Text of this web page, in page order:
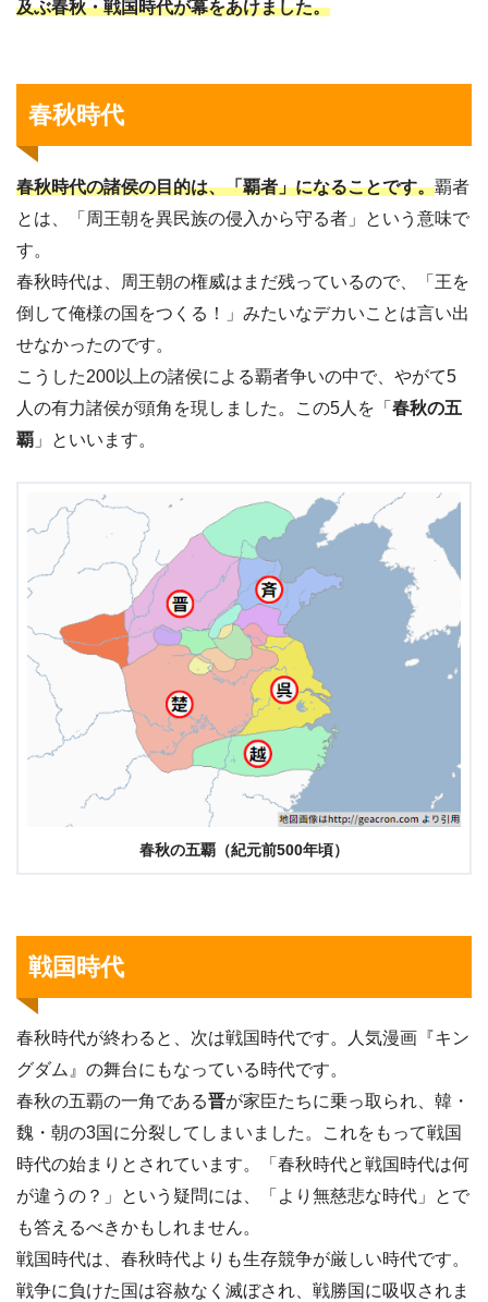
及ぶ春秋・戦国時代が幕をあけました。
春秋時代
春秋時代の諸侯の目的は、「覇者」になることです。覇者
とは、「周王朝を異民族の侵入から守る者」という意味で
す。
春秋時代は、周王朝の権威はまだ残っているので、「王を
倒して俺様の国をつくる！」みたいなデカいことは言い出
せなかったのです。
こうした200以上の諸侯による覇者争いの中で、やがて5
人の有力諸侯が頭角を現しました。この5人を「 春秋の五
覇 」といいます。
春秋の五覇（紀元前500年頃）
戦国時代
春秋時代が終わると、次は戦国時代です。人気漫画『キン
グダム』の舞台にもなっている時代です。
春秋の五覇の一角である晋が家臣たちに乗っ取られ、韓・
魏・朝の3国に分裂してしまいました。これをもって戦国
時代の始まりとされています。「春秋時代と戦国時代は何
が違うの？」という疑問には、「より無慈悲な時代」とで
も答えるべきかもしれません。
戦国時代は、春秋時代よりも生存競争が厳しい時代です。
戦争に負けた国は容赦なく滅ぼされ、戦勝国に吸収されま